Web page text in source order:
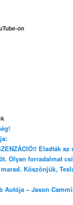
on
Eladták az
Olyan forradalmat
Köszönjük,
Autója – Jason